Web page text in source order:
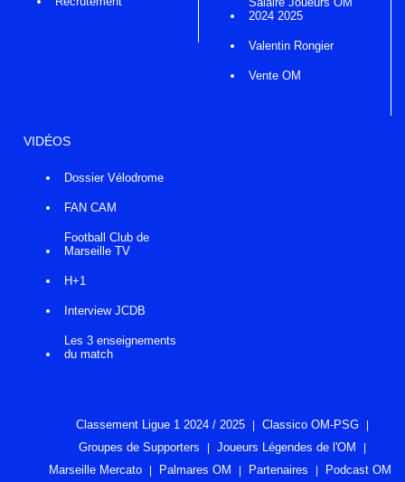
2024 2025
Valentin Rongier
Vente OM
VIDÉOS
Dossier Vélodrome
FAN CAM
Football Club de
Marseille TV
H+1
Interview JCDB
Les 3 enseignements
du match
Classement Ligue 1 2024 / 2025
Classico OM-PSG
Groupes de Supporters
Joueurs Légendes de l'OM
Marseille Mercato
Palmares OM Partenaires Podcast OM